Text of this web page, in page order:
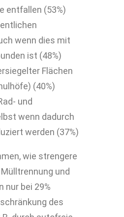
entfallen (53%)
wenn dies mit
ist (48%)
Flächen
(40%)
und
wenn dadurch
werden (37%)
wie strengere
und
nur bei 29%
des